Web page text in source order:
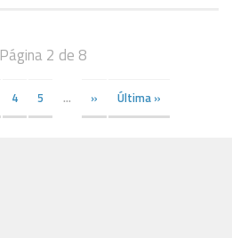
Página 2 de 8
4 5 ... » Última »